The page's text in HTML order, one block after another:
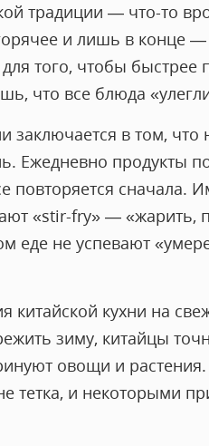
традиции — что-то
и лишь в конце —
того, чтобы
что все блюда
заключается в том,
Ежедневно продукты
повторяется сначала.
«stir-fry» —
не успевают
китайской кухни на
зиму, китайцы
овощи и
тетка, и некоторыми